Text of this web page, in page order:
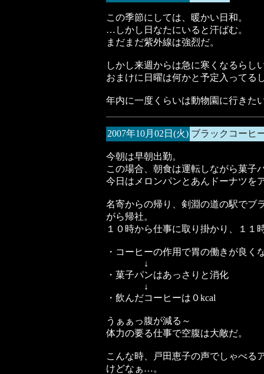
この季節にしては、暖かい日和。
…しかし日なたにいると汗ばむ。
まだまだ紫外線は強烈だ。
しかし来週からは急に寒くなるらし
おまけに日曜は何かと予定入ってる
年内に一度くらいは動物園に行きた
2007年10月02日(火) ブラックコーヒ
今朝は早朝出勤。
この場合、朝食は運転しながら菓子
今日はメロンパンとあんドーナツを
名寄からの帰り、剣淵の道の駅でブ
がら帰社。
１０時から仕事に取り掛かり、１１
・コーヒーの作用で胃の働きが良く
↓
・菓子パンはあっさりと消化
↓
・飲んだコーヒーは０kcal
うぁぁっ腹が減る～
体力の要る仕事で空腹は大敵だ。
こんな時、戸田恵子の声でしゃべる
けどなぁ…。